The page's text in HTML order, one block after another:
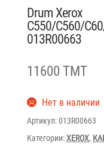
Drum Xerox
C550/C560/
013R00663
11600 TMT
Нет в наличии
Артикул:013R00663
Категории:XEROX,